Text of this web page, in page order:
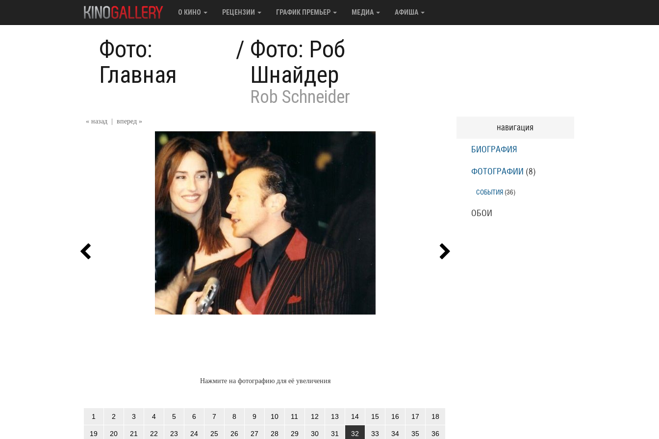
О КИНО РЕЦЕНЗИИ ГРАФИК ПРЕМЬЕР МЕДИА АФИША
Фото:
Главная
/ Фото: Роб
Шнайдер
Rob Schneider
« назад вперед »
Нажмите на фотографию для её увеличения
1 2 3 4 5 6 7 8 9 10 11 12 13 14 15 16 17 18
19 20 21 22 23 24 25 26 27 28 29 30 31 32 33 34 35 36
навигация
БИОГРАФИЯ
ФОТОГРАФИИ (8)
СОБЫТИЯ (36)
ОБОИ